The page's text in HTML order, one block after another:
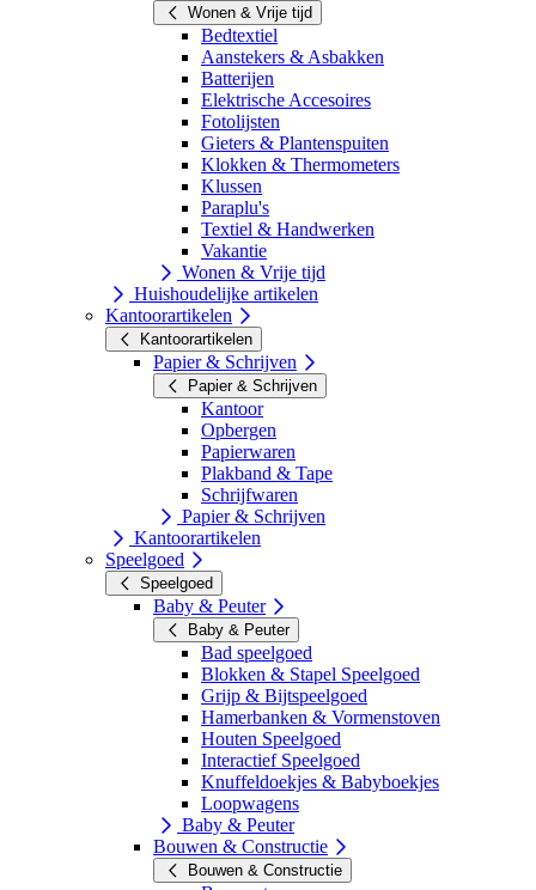
Wonen & Vrije tijd
Bedtextiel
Aanstekers & Asbakken
Batterijen
Elektrische Accesoires
Fotolijsten
Gieters & Plantenspuiten
Klokken & Thermometers
Klussen
Paraplu's
Textiel & Handwerken
Vakantie
Wonen & Vrije tijd
Huishoudelijke artikelen
Kantoorartikelen
Kantoorartikelen
Papier & Schrijven
Papier & Schrijven
Kantoor
Opbergen
Papierwaren
Plakband & Tape
Schrijfwaren
Papier & Schrijven
Kantoorartikelen
Speelgoed
Speelgoed
Baby & Peuter
Baby & Peuter
Bad speelgoed
Blokken & Stapel Speelgoed
Grijp & Bijtspeelgoed
Hamerbanken & Vormenstoven
Houten Speelgoed
Interactief Speelgoed
Knuffeldoekjes & Babyboekjes
Loopwagens
Baby & Peuter
Bouwen & Constructie
Bouwen & Constructie